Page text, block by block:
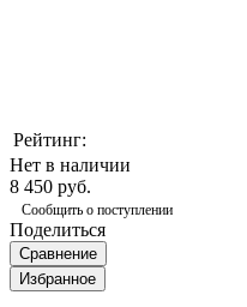
Рейтинг:
Нет в наличии
8 450 руб.
Сообщить о поступлении
Поделиться
Сравнение
Избранное